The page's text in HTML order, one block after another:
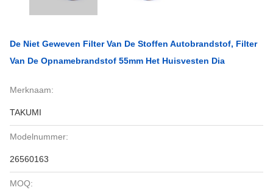
De Niet Geweven Filter Van De Stoffen Autobrandstof, Filter
Van De Opnamebrandstof 55mm Het Huisvesten Dia
Merknaam:
TAKUMI
Modelnummer:
26560163
MOQ: